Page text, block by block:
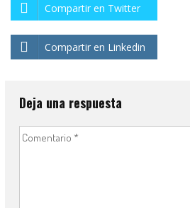
Compartir en Twitter
Compartir en Linkedin
Deja una respuesta